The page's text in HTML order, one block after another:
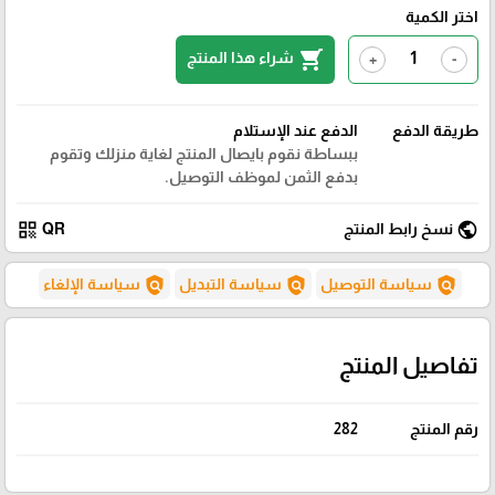
اختر الكمية
-
+
shopping_cart شراء هذا المنتج
طريقة الدفع
الدفع عند الإستلام
ببساطة نقوم بايصال المنتج لغاية منزلك وتقوم
بدفع الثمن لموظف التوصيل.
public نسخ رابط المنتج QR
qr_code
policy سياسة التوصيل policy سياسة التبديل policy سياسة الإلغاء
تفاصيل المنتج
رقم المنتج 282